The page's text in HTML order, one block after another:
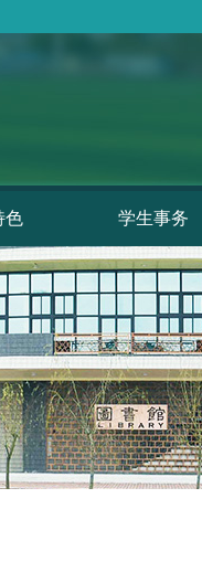
色 学生事务